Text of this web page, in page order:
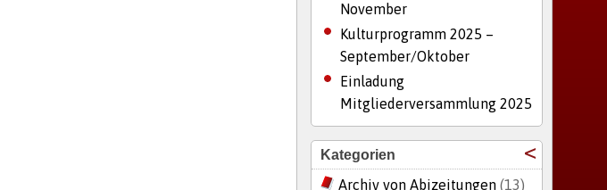
November
Kulturprogramm 2025 –
September/Oktober
Einladung
Mitgliederversammlung 2025
Kategorien
Archiv von Abizeitungen (13)